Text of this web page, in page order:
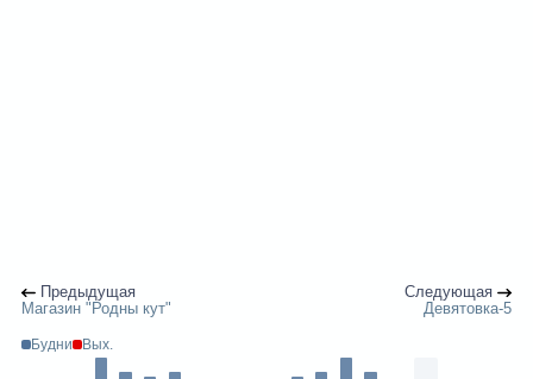
Предыдущая
Магазин "Родны кут"
Следующая
Девятовка-5
Будни Вых.